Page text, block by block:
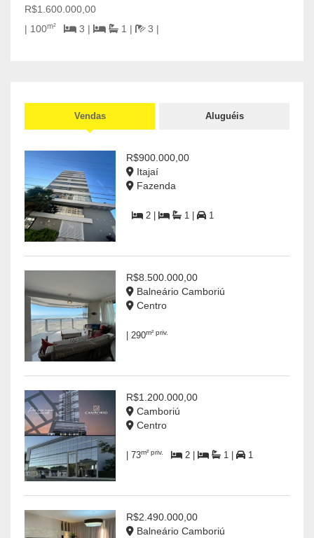
R$1.600.000,00
| 100m² 3 | 1 | 3 |
Vendas Aluguéis
R$900.000,00
Itajaí
Fazenda
2 | 1 | 1
R$8.500.000,00
Balneário Camboriú
Centro
| 290m² priv.
R$1.200.000,00
Camboriú
Centro
| 73m² priv. 2 | 1 | 1
R$2.490.000,00
Balneário Camboriú